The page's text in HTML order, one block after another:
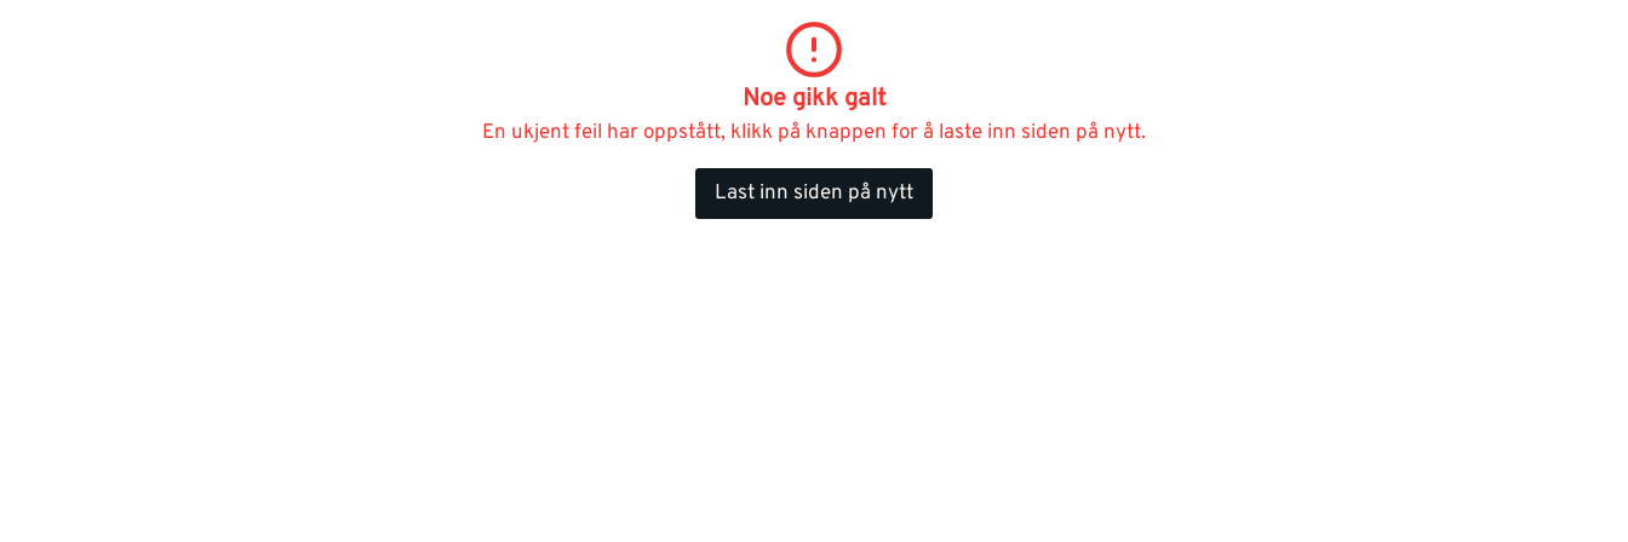
Noe gikk galt
En ukjent feil har oppstått, klikk på knappen for å laste inn siden på nytt.
Last inn siden på nytt